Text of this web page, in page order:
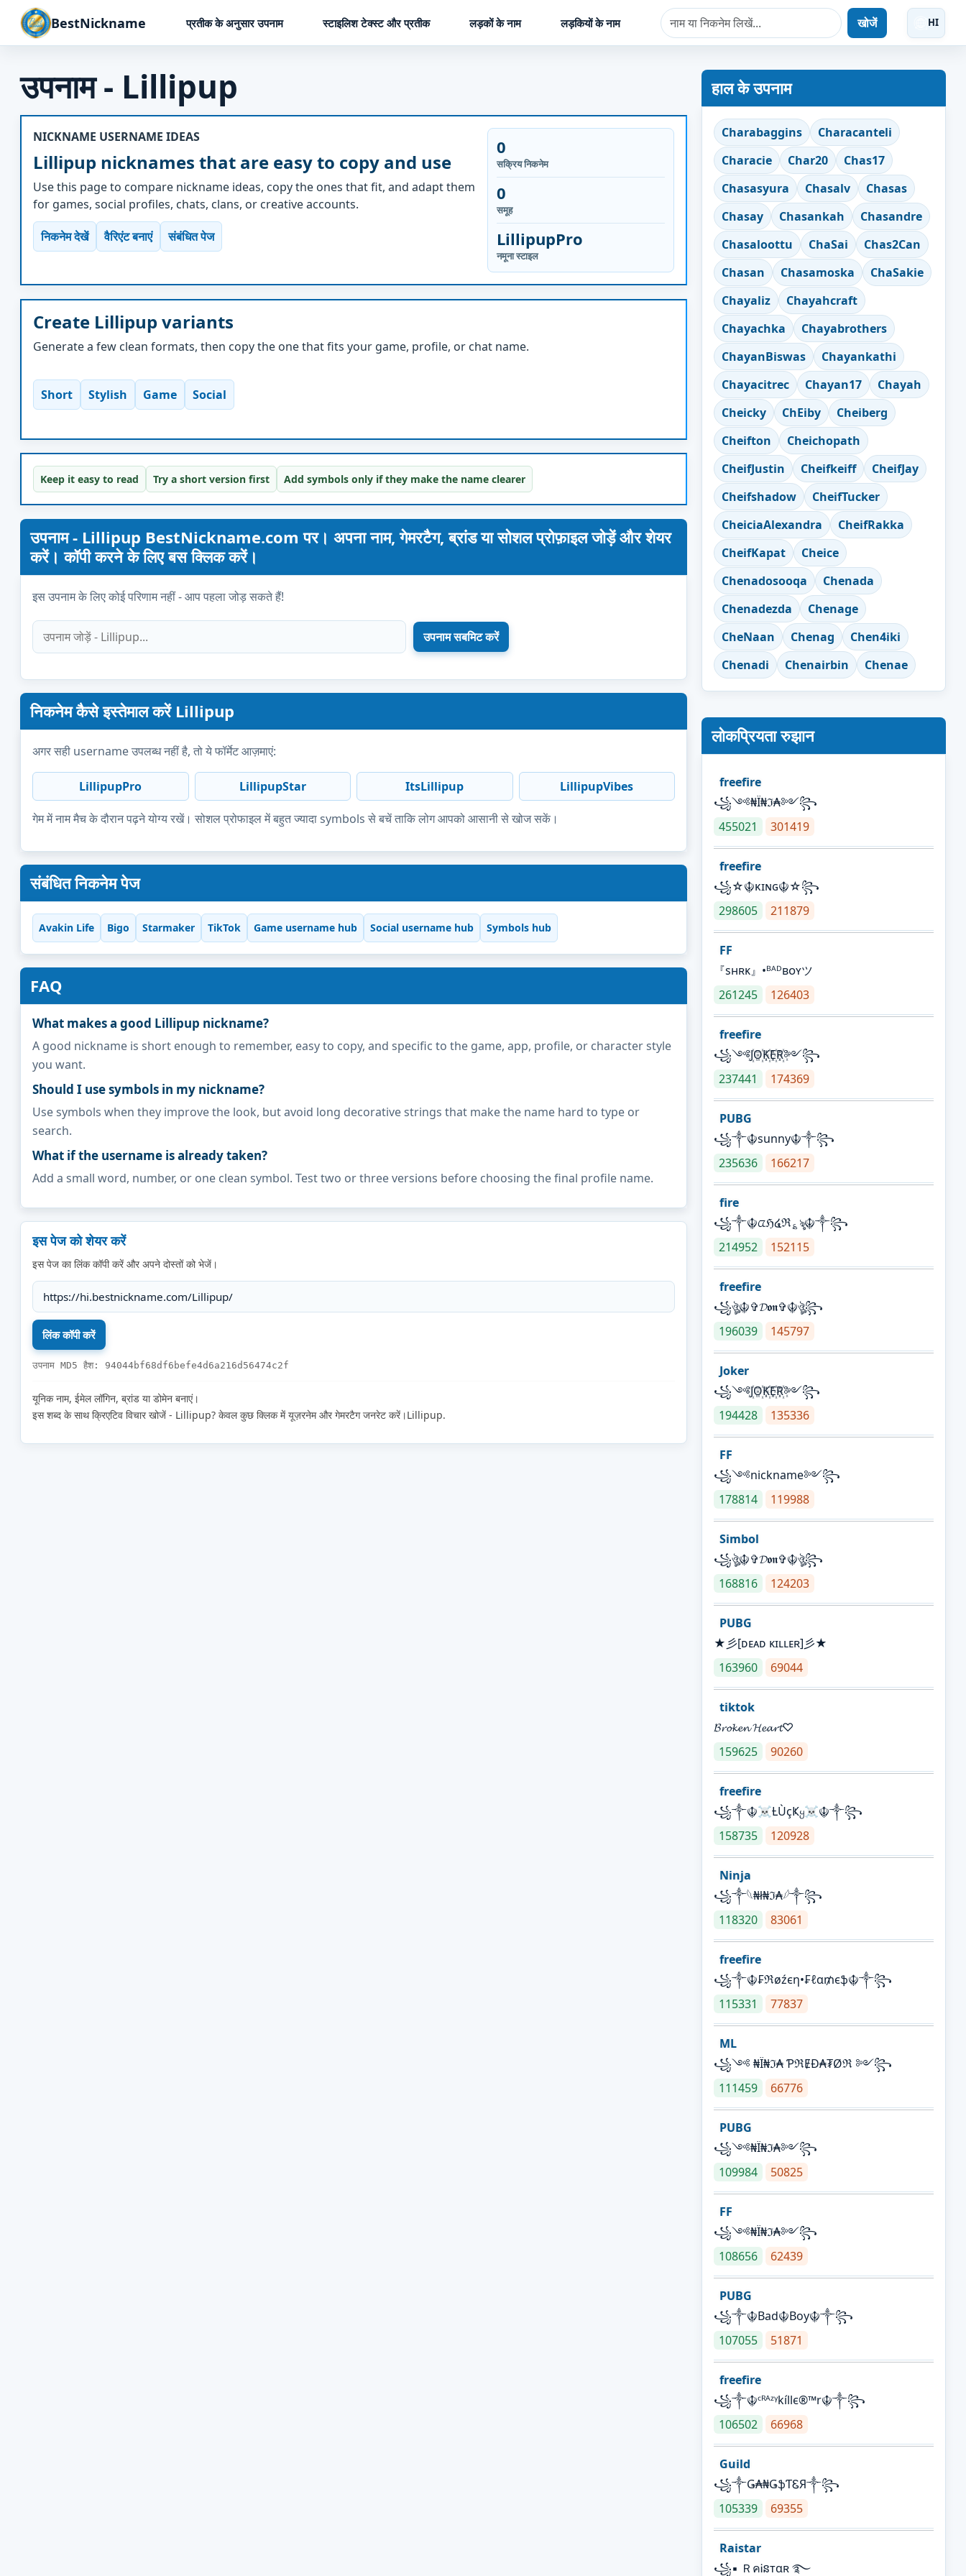
BestNickname प्रतीक के अनुसार उपनाम स्टाइलिश टेक्स्ट और प्रतीक लड़कों के नाम लड़कियों के नाम खोजें HI
उपनाम - Lillipup
NICKNAME USERNAME IDEAS
Lillipup nicknames that are easy to copy and use
Use this page to compare nickname ideas, copy the ones that fit, and adapt them
for games, social profiles, chats, clans, or creative accounts.
निकनेम देखें वैरिएंट बनाएं संबंधित पेज
0
सक्रिय निकनेम
0
समूह
LillipupPro
नमूना स्टाइल
Create Lillipup variants
Generate a few clean formats, then copy the one that fits your game, profile, or chat name.
Short Stylish Game Social
Keep it easy to read Try a short version first Add symbols only if they make the name clearer
उपनाम - Lillipup BestNickname.com पर। अपना नाम, गेमरटैग, ब्रांड या सोशल प्रोफ़ाइल जोड़ें और शेयर
करें। कॉपी करने के लिए बस क्लिक करें।
इस उपनाम के लिए कोई परिणाम नहीं - आप पहला जोड़ सकते हैं!
निकनेम कैसे इस्तेमाल करें Lillipup
अगर सही username उपलब्ध नहीं है, तो ये फॉर्मेट आज़माएं:
LillipupPro LillipupStar ItsLillipup LillipupVibes
गेम में नाम मैच के दौरान पढ़ने योग्य रखें। सोशल प्रोफाइल में बहुत ज्यादा symbols से बचें ताकि लोग आपको आसानी से खोज सकें।
संबंधित निकनेम पेज
Avakin Life Bigo Starmaker TikTok Game username hub Social username hub Symbols hub
FAQ
What makes a good Lillipup nickname?
A good nickname is short enough to remember, easy to copy, and specific to the game, app, profile, or character style
you want.
Should I use symbols in my nickname?
Use symbols when they improve the look, but avoid long decorative strings that make the name hard to type or
search.
What if the username is already taken?
Add a small word, number, or one clean symbol. Test two or three versions before choosing the final profile name.
इस पेज को शेयर करें
इस पेज का लिंक कॉपी करें और अपने दोस्तों को भेजें।
उपनाम MD5 हैश: 94044bf68df6befe4d6a216d56474c2f
यूनिक नाम, ईमेल लॉगिन, ब्रांड या डोमेन बनाएं।
इस शब्द के साथ क्रिएटिव विचार खोजें - Lillipup? केवल कुछ क्लिक में यूज़रनेम और गेमरटैग जनरेट करें।Lillipup.
हाल के उपनाम
Charabaggins
Characanteli
Characie
Char20
Chas17
Chasasyura
Chasalv
Chasas
Chasay
Chasankah
Chasandre
Chasaloottu
ChaSai
Chas2Can
Chasan
Chasamoska
ChaSakie
Chayaliz
Chayahcraft
Chayachka
Chayabrothers
ChayanBiswas
Chayankathi
Chayacitrec
Chayan17
Chayah
Cheicky
ChEiby
Cheiberg
Cheifton
Cheichopath
CheifJustin
Cheifkeiff
CheifJay
Cheifshadow
CheifTucker
CheiciaAlexandra
CheifRakka
CheifKapat
Cheice
Chenadosooqa
Chenada
Chenadezda
Chenage
CheNaan
Chenag
Chen4iki
Chenadi
Chenairbin Chenae
लोकप्रियता रुझान
freefire
꧁༺₦Ї₦ℑ₳༻꧂
455021
301419
freefire
꧁☆☬κɪɴɢ☬☆꧂
298605
211879
FF
『sʜʀᴋ』•ᴮᴬᴰʙᴏʏツ
261245
126403
freefire
꧁༺J꙰O꙰K꙰E꙰R꙰༻꧂
237441
174369
PUBG
꧁༒☬sunny☬༒꧂
235636
166217
fire
꧁༒☬ᤂℌ໔ℜ؏ৡ☬༒꧂
214952
152115
freefire
꧁ঔৣ☬✞𝓓𝖔𝖓✞☬ঔৣ꧂
196039
145797
Joker
꧁༺J꙰O꙰K꙰E꙰R꙰༻꧂
194428
135336
FF
꧁༺nickname༻꧂
178814
119988
Simbol
꧁ঔৣ☬✞𝓓𝖔𝖓✞☬ঔৣ꧂
168816
124203
PUBG
★彡[ᴅᴇᴀᴅ ᴋɪʟʟᴇʀ]彡★
163960
69044
tiktok
𝓑𝓻𝓸𝓴𝓮𝓷 𝓗𝓮𝓪𝓻𝓽♡
159625
90260
freefire
꧁༒☬☠Ƚ︎ÙçҜყ☠︎☬༒꧂
158735
120928
Ninja
꧁⁣༒𓆩₦ł₦ℑ₳𓆪༒꧂
118320
83061
freefire
꧁༒☬₣ℜøźєη•₣ℓα₥єֆ☬༒꧂
115331
77837
ML
꧁༺ ₦Ї₦ℑ₳ ƤℜɆĐ₳₮Øℜ ༻꧂
111459
66776
PUBG
꧁༺₦Ї₦ℑ₳༻꧂
109984
50825
FF
꧁༺₦Ї₦ℑ₳༻꧂
108656
62439
PUBG
꧁༒☬Bad☬Boy☬༒꧂
107055
51871
freefire
꧁༒☬ᶜᴿᴬᶻᵞkíllє®™r☬༒꧂
106502
66968
Guild
꧁༒Ǥ₳₦ǤֆƬᏋЯ༒꧂
105339
69355
Raistar
꧁▪ ＲคᎥនтαʀ ࿐